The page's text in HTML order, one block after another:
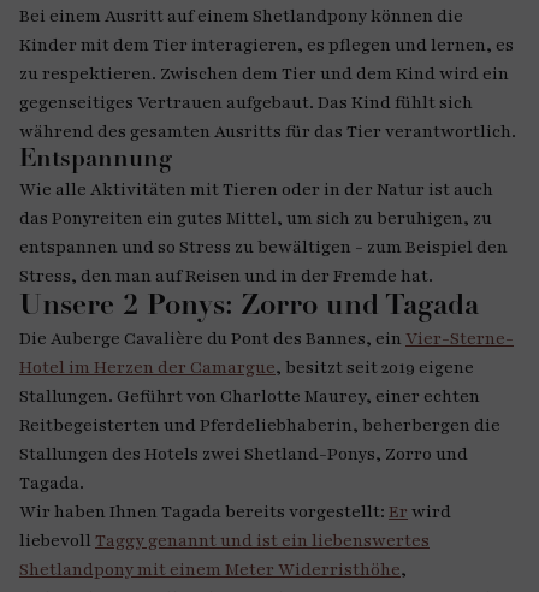
Bei einem Ausritt auf einem Shetlandpony können die
Kinder mit dem Tier interagieren, es pflegen und lernen, es
zu respektieren. Zwischen dem Tier und dem Kind wird ein
gegenseitiges Vertrauen aufgebaut. Das Kind fühlt sich
während des gesamten Ausritts für das Tier verantwortlich.
Entspannung
Wie alle Aktivitäten mit Tieren oder in der Natur ist auch
das Ponyreiten ein gutes Mittel, um sich zu beruhigen, zu
entspannen und so Stress zu bewältigen - zum Beispiel den
Stress, den man auf Reisen und in der Fremde hat.
Unsere 2 Ponys: Zorro und Tagada
Die Auberge Cavalière du Pont des Bannes, ein Vier-Sterne-
Hotel im Herzen der Camargue, besitzt seit 2019 eigene
Stallungen. Geführt von Charlotte Maurey, einer echten
Reitbegeisterten und Pferdeliebhaberin, beherbergen die
Stallungen des Hotels zwei Shetland-Ponys, Zorro und
Tagada.
Wir haben Ihnen Tagada bereits vorgestellt: Er wird
liebevoll Taggy genannt und ist ein liebenswertes
Shetlandpony mit einem Meter Widerristhöhe,